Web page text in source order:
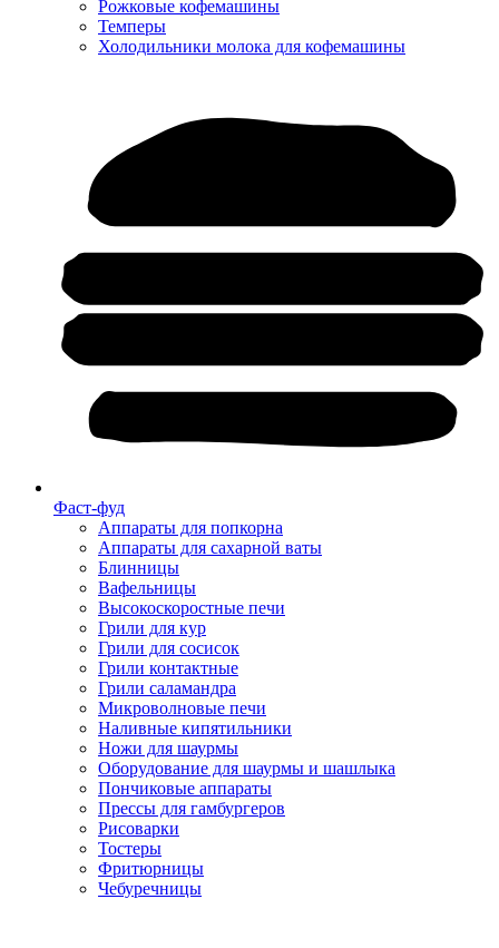
Рожковые кофемашины
Темперы
Холодильники молока для кофемашины
Фаст-фуд
Аппараты для попкорна
Аппараты для сахарной ваты
Блинницы
Вафельницы
Высокоскоростные печи
Грили для кур
Грили для сосисок
Грили контактные
Грили саламандра
Микроволновые печи
Наливные кипятильники
Ножи для шаурмы
Оборудование для шаурмы и шашлыка
Пончиковые аппараты
Прессы для гамбургеров
Рисоварки
Тостеры
Фритюрницы
Чебуречницы